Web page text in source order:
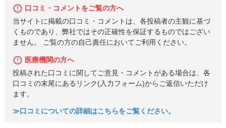
口コミ・コメントをご覧の方へ
当サイトに掲載の口コミ・コメントは、各投稿者の主観に基づ
くものであり、弊社ではその正確性を保証するものではござい
ません。 ご覧の方の自己責任においてご利用ください。
医療機関の方へ
投稿された口コミに関してご意見・コメントがある場合は、各
口コミの末尾にあるリンク(入力フォーム)からご返信いただけ
ます。
≫口コミについての詳細はこちらをご覧ください。